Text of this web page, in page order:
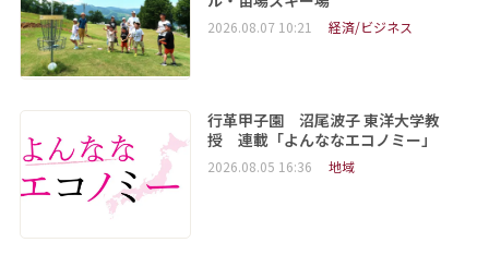
2026.08.07 10:21 経済/ビジネス
行革甲子園 沼尾波子 東洋大学教
授 連載「よんななエコノミー」
2026.08.05 16:36 地域